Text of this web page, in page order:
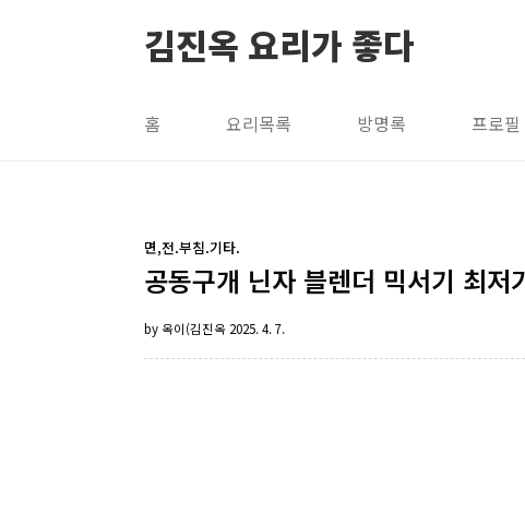
김진옥 요리가 좋다
홈 요리목록 방명록 프로필
면,전.부침.기타.
공동구개 닌자 블렌더 믹서기 최저
by 옥이(김진옥 2025. 4. 7.